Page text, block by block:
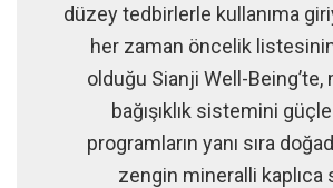
düzey tedbirlerle kullanıma
her zaman öncelik
olduğu Sianji Well-
bağışıklık sistemini
programların yanı sıra
zengin mineralli kaplıca